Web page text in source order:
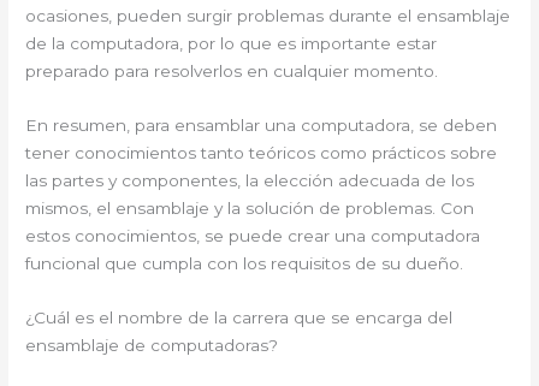
ocasiones, pueden surgir problemas durante el ensamblaje
de la computadora, por lo que es importante estar
preparado para resolverlos en cualquier momento.
En resumen, para ensamblar una computadora, se deben
tener conocimientos tanto teóricos como prácticos sobre
las partes y componentes, la elección adecuada de los
mismos, el ensamblaje y la solución de problemas. Con
estos conocimientos, se puede crear una computadora
funcional que cumpla con los requisitos de su dueño.
¿Cuál es el nombre de la carrera que se encarga del
ensamblaje de computadoras?